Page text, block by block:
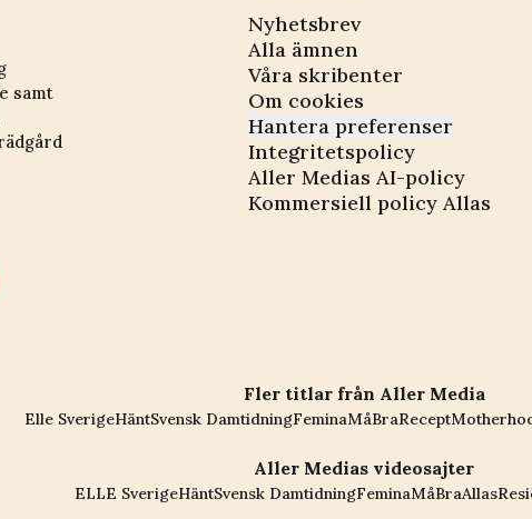
samt
Nyhetsbrev
Alla ämnen
Våra skribenter
Om cookies
Hantera preferenser
Integritetspolicy
Aller Medias AI-policy
Kommersiell policy Allas
Fler titlar från Aller Media
Elle SverigeHäntSvensk DamtidningFeminaMåBraRecept
Aller Medias videosajter
ELLE SverigeHäntSvensk DamtidningFeminaMåBraAllas